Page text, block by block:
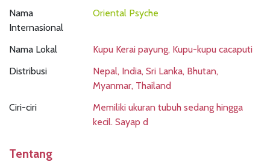
Nama
Internasional
Oriental Psyche
Nama Lokal
Kupu Kerai payung, Kupu-kupu cacaputi
Distribusi
Nepal, India, Sri Lanka, Bhutan,
Myanmar, Thailand
Ciri-ciri
Memiliki ukuran tubuh sedang hingga
kecil. Sayap d
Tentang